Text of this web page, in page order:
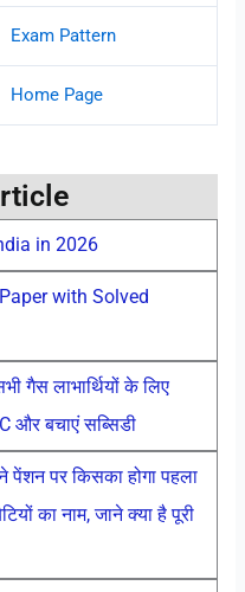
Exam Pattern
Home Page
in 2026
with Solved
गैस लाभार्थियों के लिए
और बचाएं सब्सिडी
पर किसका होगा पहला
का नाम, जाने क्या है पूरी